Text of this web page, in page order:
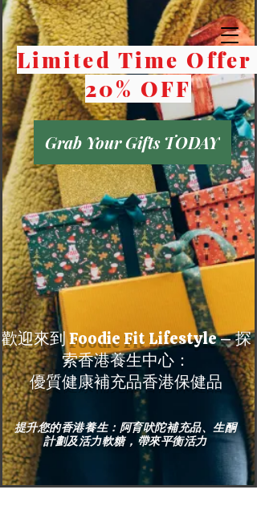
Limited Time Offer
20% OFF
Grab Your Gifts TODAY
歡迎來到 Foodie Fit Lifestyle – 探
索香港養生中心：
優質健康補充品香港保健品
提升您的香港養生：阿育吠陀補充品、生酮
計劃及活力軟糖，帶來平衡活力